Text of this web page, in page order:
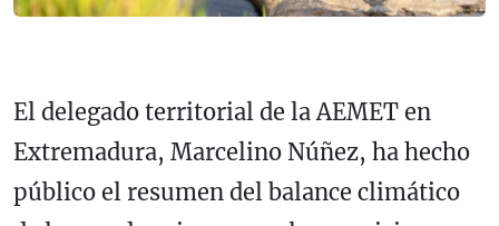
El delegado territorial de la AEMET en
Extremadura, Marcelino Núñez, ha hecho
público el resumen del balance climático